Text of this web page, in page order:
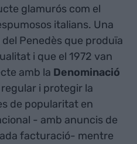
glamurós com el
italians. Una
Penedès que produïa
i que el 1972 van
amb la Denominació
i protegir la
de popularitat en
- amb anuncis de
facturació- mentre